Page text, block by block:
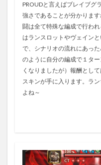
PROUDと言えばブレイブグ
強さであることが分かりま
闘は全て特殊な編成で行わ
はランスロットやヴェイン
で、シナリオの流れにあっ
のように自分の編成で１タ
くなりましたが）報酬とし
スキンが手に入ります。ラ
よね～